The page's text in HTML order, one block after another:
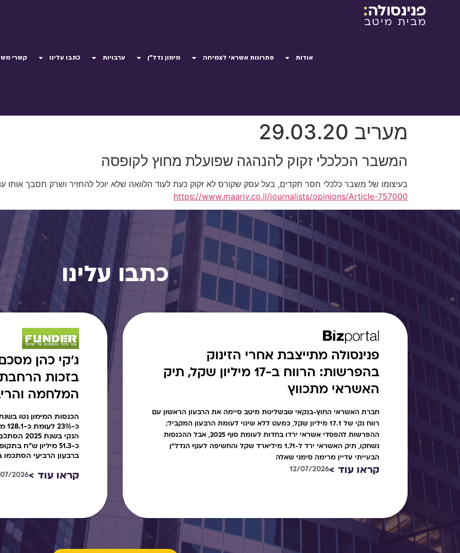
אודות פתרונות אשראי לצמיחה מימון נדל"ן ערבויות כתבו עלינו קשרי
מעריב 29.03.20
המשבר הכלכלי זקוק להנהגה שפועלת מחוץ לקופסה
בעיצומו של משבר כלכלי חסר תקדים, בעל עסק שקורס לא זקוק כעת לעוד הלוואה שלא יוכל להחזיר ושרק תסבך אותו
https://www.maariv.co.il/journalists/opinions/Article-757000
כתבו עלינו
פנינסולה מתייצבת אחרי הזינוק
בהפרשות: הרווח ב-17 מיליון שקל, תיק
האשראי מתכווץ
חברת האשראי החוץ-בנקאי שבשליטת מיטב סיימה את הרבעון הראשון עם
רווח נקי של 17.1 מיליון שקל, כמעט ללא שינוי לעומת הרבעון המקביל;
ההפרשות להפסדי אשראי ירדו בחדות לעומת סוף 2025, אבל ההכנסות
נשחקו, תיק האשראי ירד ל-1.71 מיליארד שקל והחשיפה לענף הנדל"ן
הבעייתי עדיין מרימה סימני שאלה
קראו עוד >12/07/2026
בזכות
המלחמה
כ-
כ-51.3 מיליון ש"ח
ברבעון הרביעי הסתכמו בכ-41.6
קראו עוד >2026